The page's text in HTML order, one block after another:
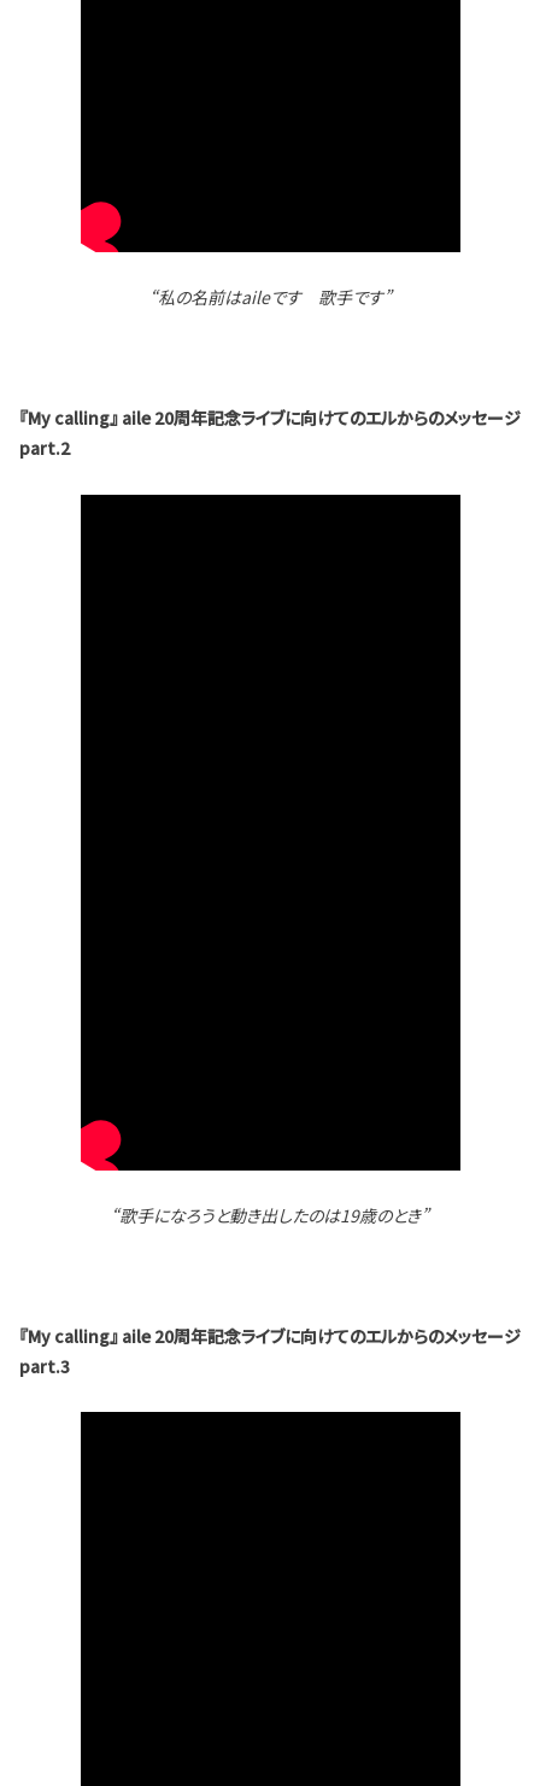
“私の名前はaileです 歌手です”
『My calling』 aile 20周年記念ライブに向けてのエルからのメッセージ
part.2
“歌手になろうと動き出したのは19歳のとき”
『My calling』 aile 20周年記念ライブに向けてのエルからのメッセージ
part.3